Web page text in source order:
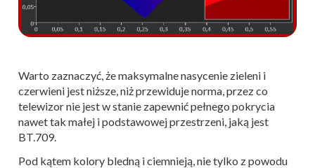
Warto zaznaczyć, że maksymalne nasycenie zieleni i
czerwieni jest niższe, niż przewiduje norma, przez co
telewizor nie jest w stanie zapewnić pełnego pokrycia
nawet tak małej i podstawowej przestrzeni, jaką jest
BT.709.
Pod kątem kolory bledną i ciemnieją, nie tylko z powodu